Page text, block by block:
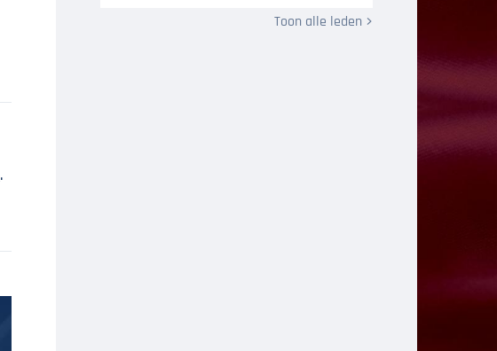
.
Toon alle leden